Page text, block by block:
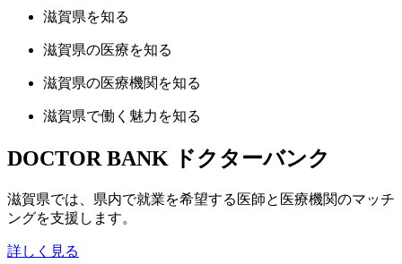
滋賀県を知る
滋賀県の医療を知る
滋賀県の医療機関 を知る
滋賀県で働く魅力 を知る
DOCTOR BANK ドクターバンク
滋賀県では、県内で就業を希望する医師と医療機関のマッチ
ングを支援します。
詳しく見る